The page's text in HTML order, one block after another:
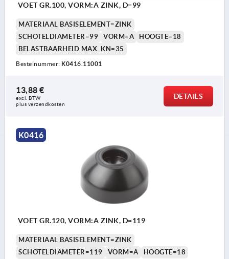
VOET GR.100, VORM:A ZINK, D=99
MATERIAAL BASISELEMENT=ZINK
SCHOTELDIAMETER=99
VORM=A
HOOGTE=18
BELASTBAARHEID MAX. KN=35
Bestelnummer: K0416.11001
13,88 €
excl. BTW
plus verzendkosten
DETAILS
K0416
VOET GR.120, VORM:A ZINK, D=119
MATERIAAL BASISELEMENT=ZINK
SCHOTELDIAMETER=119
VORM=A
HOOGTE=18